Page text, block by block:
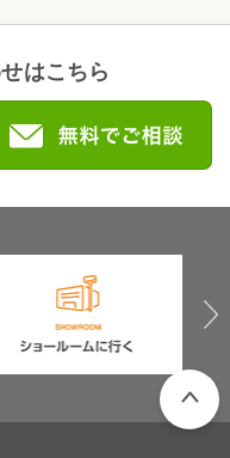
はこちら